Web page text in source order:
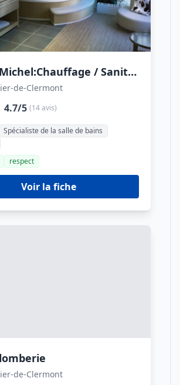
Poujois Michel:Chauffage / Sanitaire / Carrelage / Salle de bain/ Cuisine étude vente et pose
de-Clermont
4.7/5 (14 avis)
Spécialiste de la salle de bains
respect
Voir la fiche
de-Clermont